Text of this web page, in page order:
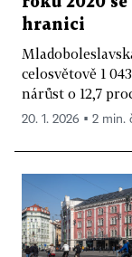
hranici
celosvětově 1
nárůst o 12,7
20. 1. 2026 ▪ 2 min.